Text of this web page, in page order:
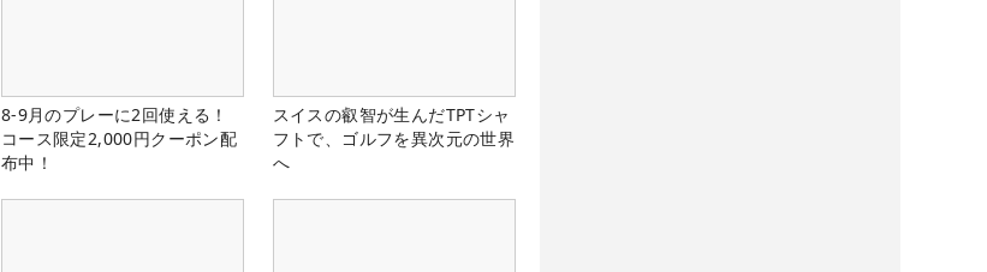
8-9月のプレーに2回使える！
コース限定2,000円クーポン配
布中！
スイスの叡智が生んだTPTシャ
フトで、ゴルフを異次元の世界
へ